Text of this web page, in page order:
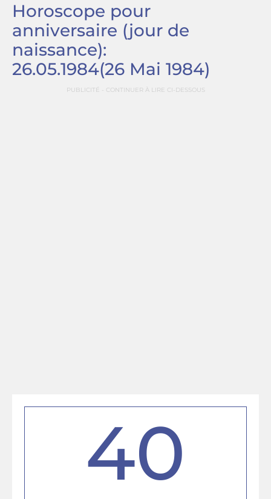
Horoscope pour
anniversaire (jour de
naissance):
26.05.1984(26 Mai 1984)
PUBLICITÉ - CONTINUER À LIRE CI-DESSOUS
40